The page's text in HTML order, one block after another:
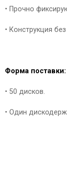
• Прочно
• Конструкция
Форма поставки:
• 50 дисков.
• Один